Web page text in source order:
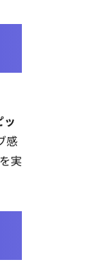
ッ
感
を実